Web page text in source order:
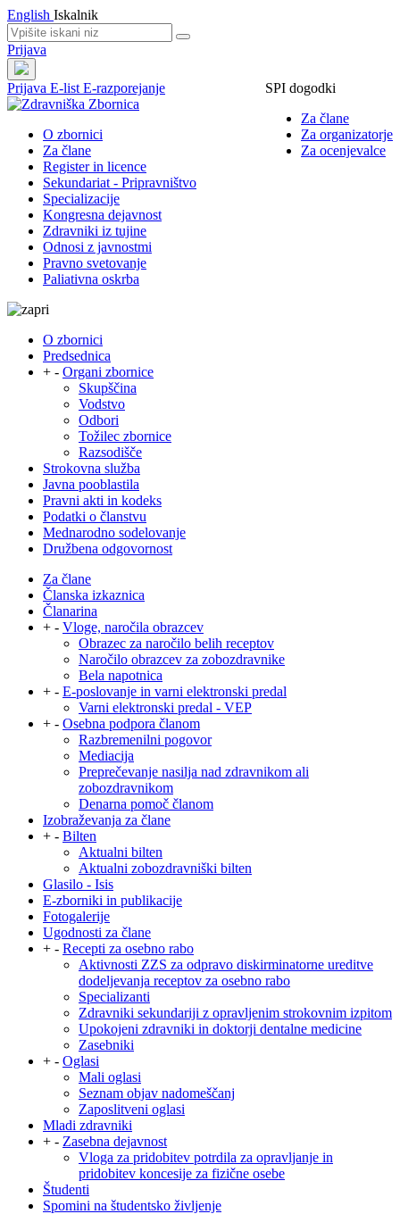
English Iskalnik
Prijava
Prijava
SPI dogodki
Za člane
Za organizatorje
Za ocenjevalce
E-list E-razporejanje
O zbornici
Za člane
Register in licence
Sekundariat - Pripravništvo
Specializacije
Kongresna dejavnost
Zdravniki iz tujine
Odnosi z javnostmi
Pravno svetovanje
Paliativna oskrba
O zbornici
Predsednica
+ - Organi zbornice
Skupščina
Vodstvo
Odbori
Tožilec zbornice
Razsodišče
Strokovna služba
Javna pooblastila
Pravni akti in kodeks
Podatki o članstvu
Mednarodno sodelovanje
Družbena odgovornost
Za člane
Članska izkaznica
Članarina
+ - Vloge, naročila obrazcev
Obrazec za naročilo belih receptov
Naročilo obrazcev za zobozdravnike
Bela napotnica
+ - E-poslovanje in varni elektronski predal
Varni elektronski predal - VEP
+ - Osebna podpora članom
Razbremenilni pogovor
Mediacija
Preprečevanje nasilja nad zdravnikom ali
zobozdravnikom
Denarna pomoč članom
Izobraževanja za člane
+ - Bilten
Aktualni bilten
Aktualni zobozdravniški bilten
Glasilo - Isis
E-zborniki in publikacije
Fotogalerije
Ugodnosti za člane
+ - Recepti za osebno rabo
Aktivnosti ZZS za odpravo diskirminatorne ureditve
dodeljevanja receptov za osebno rabo
Specializanti
Zdravniki sekundariji z opravljenim strokovnim izpitom
Upokojeni zdravniki in doktorji dentalne medicine
Zasebniki
+ - Oglasi
Mali oglasi
Seznam objav nadomeščanj
Zaposlitveni oglasi
Mladi zdravniki
+ - Zasebna dejavnost
Vloga za pridobitev potrdila za opravljanje in
pridobitev koncesije za fizične osebe
Študenti
Spomini na študentsko življenje